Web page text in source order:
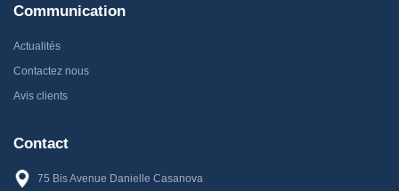
Communication
Actualités
Contactez nous
Avis clients
Contact
75 Bis Avenue Danielle Casanova